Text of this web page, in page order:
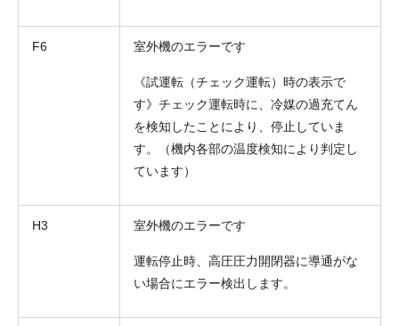
F6 室外機のエラーです
《試運転（チェック運転）時の表示で
す》チェック運転時に、冷媒の過充てん
を検知したことにより、停止していま
す。（機内各部の温度検知により判定し
ています）
H3 室外機のエラーです
運転停止時、高圧圧力開閉器に導通がな
い場合にエラー検出します。